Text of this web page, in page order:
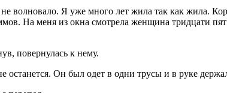
волновало. Я уже много лет жила так как жила.
На меня из окна смотрела женщина тридцати
повернулась к нему.
Он был одет в одни трусы и в руке